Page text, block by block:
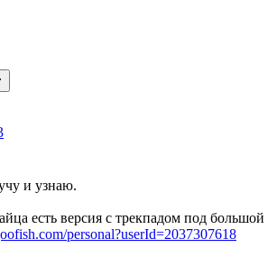
и узнаю.
есть версия c трекпадом под большой
personal?userId=2037307618